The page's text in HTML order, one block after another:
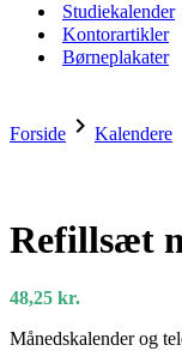
Studiekalender
Kontorartikler
Børneplakater
Forside chevron_right Kalendere
Refillsæt
48,25 kr.
Månedskalender og